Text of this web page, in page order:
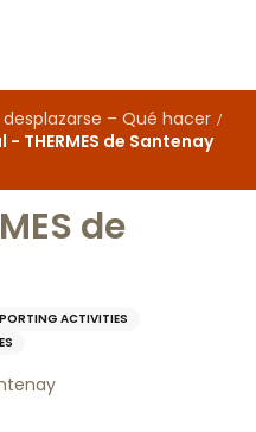
– Qué hacer
THERMES de Santenay
de
ACTIVITIES